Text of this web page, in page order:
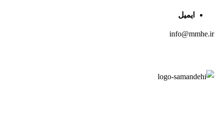
ایمیل
info@mmhe.ir